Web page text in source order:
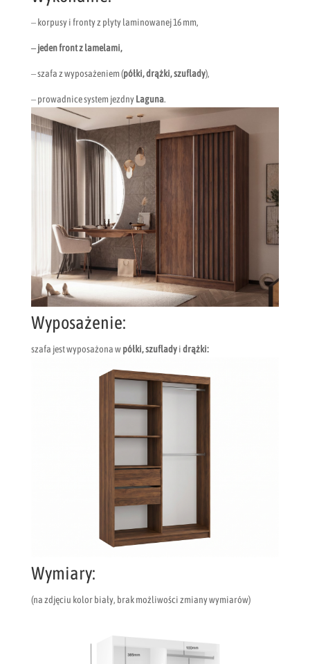
– korpusy i fronty z płyty laminowanej 16 mm,
– jeden front z lamelami,
– szafa z wyposażeniem (półki, drążki, szuflady),
– prowadnice system jezdnyLaguna.
Wyposażenie:
szafa jest wyposażona wpółki, szufladyidrążki:
Wymiary:
(na zdjęciu kolor biały, brak możliwości zmiany wymiarów)